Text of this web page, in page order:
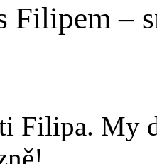
Filipem –
Filipa. My